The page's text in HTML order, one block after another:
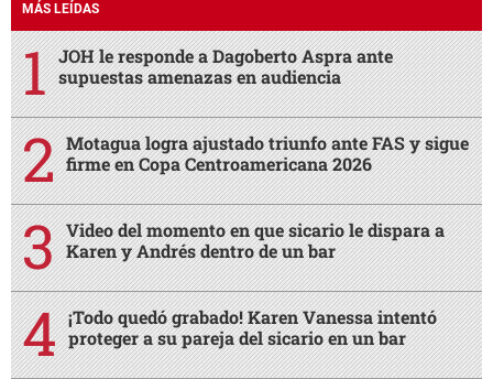
MÁS LEÍDAS
JOH le responde a Dagoberto Aspra ante
supuestas amenazas en audiencia
Motagua logra ajustado triunfo ante FAS y sigue
firme en Copa Centroamericana 2026
Video del momento en que sicario le dispara a
Karen y Andrés dentro de un bar
¡Todo quedó grabado! Karen Vanessa intentó
proteger a su pareja del sicario en un bar